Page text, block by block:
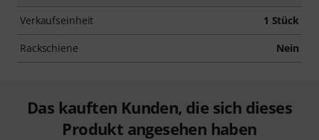
Verkaufseinheit 1 Stück
Rackschiene Nein
Das kauften Kunden, die sich dieses
Produkt angesehen haben